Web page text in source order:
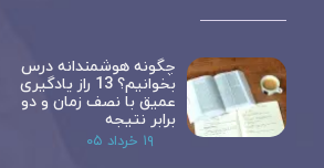
چگونه هوشمندانه درس
بخوانیم؟ 13 راز یادگیری
عمیق با نصف زمان و دو
برابر نتیجه
۱۹ خرداد ۰۵